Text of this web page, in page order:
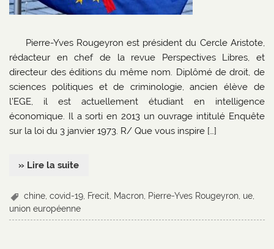
Pierre-Yves Rougeyron est président du Cercle Aristote,
rédacteur en chef de la revue Perspectives Libres, et
directeur des éditions du même nom. Diplômé de droit, de
sciences politiques et de criminologie, ancien élève de
l’EGE, il est actuellement étudiant en intelligence
économique. Il a sorti en 2013 un ouvrage intitulé Enquête
sur la loi du 3 janvier 1973. R/ Que vous inspire […]
» Lire la suite
chine ,covid-19 Frecit Macron Pierre-Yves Rougeyron ue
union européenne